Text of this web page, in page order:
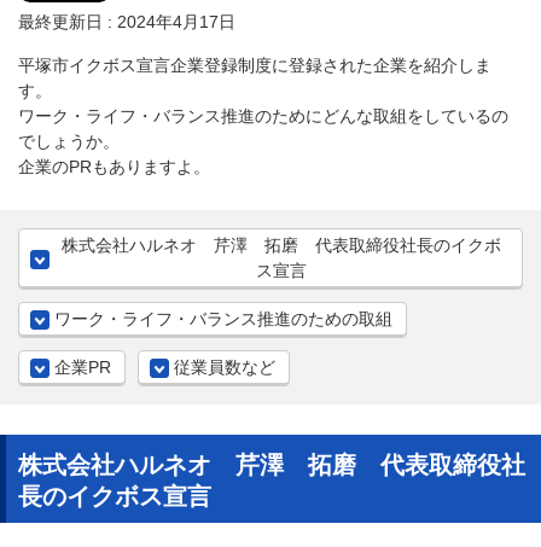
最終更新日 : 2024年4月17日
平塚市イクボス宣言企業登録制度に登録された企業を紹介しま
す。
ワーク・ライフ・バランス推進のためにどんな取組をしているの
でしょうか。
企業のPRもありますよ。
株式会社ハルネオ 芹澤 拓磨 代表取締役社長のイクボ
ス宣言
ワーク・ライフ・バランス推進のための取組
企業PR 従業員数など
株式会社ハルネオ 芹澤 拓磨 代表取締役社
長のイクボス宣言